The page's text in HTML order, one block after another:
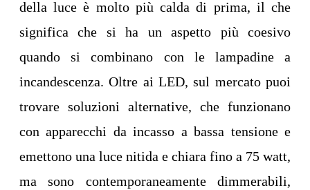
della luce è molto più calda di prima, il che
significa che si ha un aspetto più coesivo
quando si combinano con le lampadine a
incandescenza. Oltre ai LED, sul mercato puoi
trovare soluzioni alternative, che funzionano
con apparecchi da incasso a bassa tensione e
emettono una luce nitida e chiara fino a 75 watt,
ma sono contemporaneamente dimmerabili,